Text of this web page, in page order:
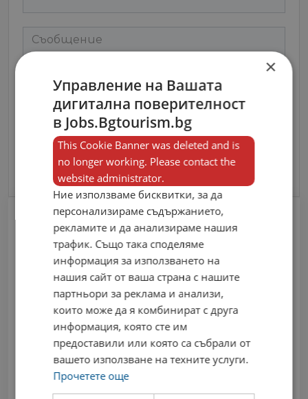
Съгласен съм сTerms and Policy
Изпрати Съобщение
Не е намерен резултат
×
Управление на Вашата
дигитална поверителност
в Jobs.Bgtourism.bg
This Cookie Banner was deleted and is
no longer working. Please contact the
website administrator.
Ние използваме бисквитки, за да
персонализираме съдържанието,
рекламите и да анализираме нашия
трафик. Също така споделяме
информация за използването на
нашия сайт от ваша страна с нашите
партньори за реклама и анализи,
които може да я комбинират с друга
информация, която сте им
предоставили или която са събрали от
вашето използване на техните услуги.
Прочетете още